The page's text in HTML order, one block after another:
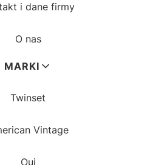
i dane firmy
O nas
MARKI
Twinset
Vintage
Oui